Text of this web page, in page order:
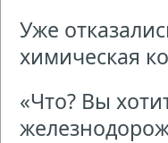
Уже
химическая
«Что? Вы